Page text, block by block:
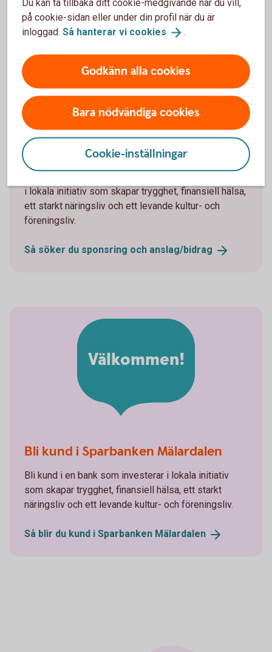
de fem kommuner där vi verkar.
Sök sponsring och anslag/bidrag
Tillsammans med våra ägarstiftelser,
Sparbanksstiftelsen Rekarne och
i lokala initiativ som skapar trygghet, finansiell hälsa,
ett starkt näringsliv och ett levande kultur- och
föreningsliv.
Så söker du sponsring och anslag/bidrag
Bli kund i Sparbanken Mälardalen
Bli kund i en bank som investerar i lokala initiativ
som skapar trygghet, finansiell hälsa, ett starkt
näringsliv och ett levande kultur- och föreningsliv.
Så blir du kund i Sparbanken Mälardalen
Välkommen!
Du kan ta tillbaka ditt cookie-medgivande när du vill,
på cookie-sidan eller under din profil när du är
inloggad. Så hanterar vi cookies .
Godkänn alla cookies
Bara nödvändiga cookies
Cookie-inställningar